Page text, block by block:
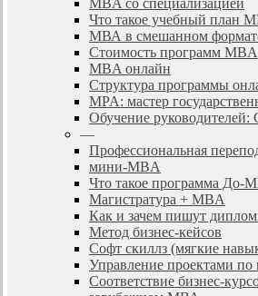
MBA со специализацией
Что такое учебный план
МВА в смешанном
Стоимость программ MBA
MBA онлайн
Cтруктура программы
MPA: мастер
Обучение руководителей:
—
Профессиональная
мини-MBA
Что такое программа До-
Магистратура + MBA
Как и зачем пишут
Метод бизнес-кейсов
Софт скиллз (мягкие
Управление проектами по
Соответствие бизнес-